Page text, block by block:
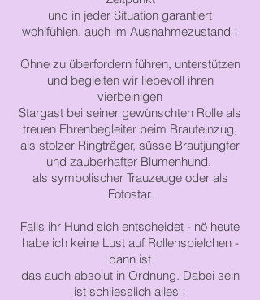
und in jeder Situation garantiert
wohlfühlen, auch im Ausnahmezustand !
Ohne zu überfordern führen, unterstützen
und begleiten wir liebevoll ihren
vierbeinigen
Stargast bei seiner gewünschten Rolle als
treuen Ehrenbegleiter beim Brauteinzug,
als stolzer Ringträger, süsse Brautjungfer
und zauberhafter Blumenhund,
als symbolischer Trauzeuge oder als
Fotostar.
Falls ihr Hund sich entscheidet - nö heute
habe ich keine Lust auf Rollenspielchen -
dann ist
das auch absolutin Ordnung. Dabei sein
ist schliesslich alles !